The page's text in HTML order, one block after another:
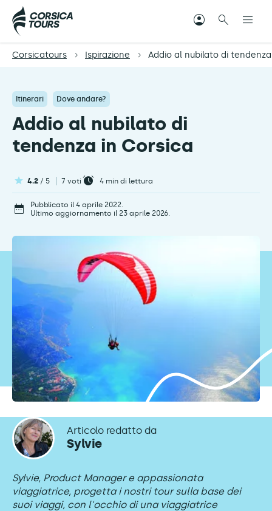
Corsicatours Ispirazione Addio al nubilato di
Itinerari Dove andare?
Addio al nubilato di
tendenza in Corsica
4.2 / 5 7 voti 4 min di lettura
Pubblicato il 4 aprile 2022.
Ultimo aggiornamento il 23 aprile 2026.
Articolo redatto da
Sylvie
Sylvie, Product Manager e appassionata
viaggiatrice, progetta i nostri tour sulla base dei
suoi viaggi, con l'occhio di una viaggiatrice